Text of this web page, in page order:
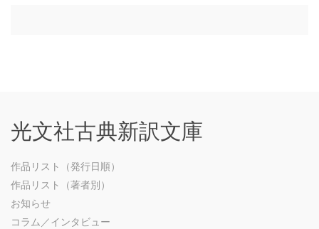
光文社古典新訳文庫
作品リスト（発行日順）
作品リスト（著者別）
お知らせ
コラム／インタビュー